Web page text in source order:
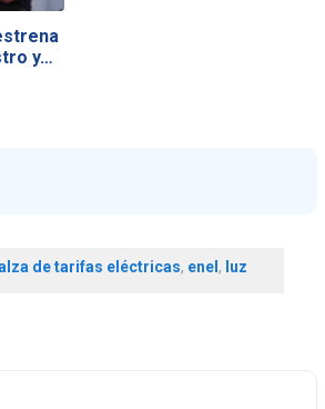
y…
de tarifas eléctricas, enel , luz